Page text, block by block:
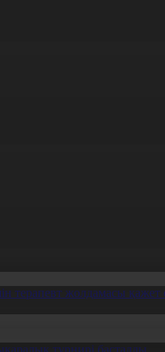
терапевт жолдамасы қажет
турнирі басталды